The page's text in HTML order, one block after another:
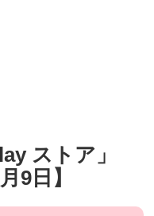
ストア」
9日】